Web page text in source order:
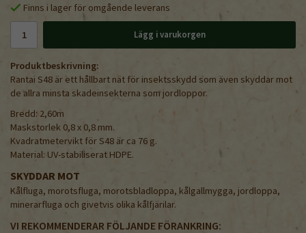
Finns i lager för omgående leverans
Lägg i varukorgen
Produktbeskrivning:
Rantai S48 är ett hållbart nät för insektsskydd som även skyddar mot
de allra minsta skadeinsekterna som jordloppor.
Bredd: 2,60m
Maskstorlek 0,8 x 0,8 mm.
Kvadratmetervikt för S48 är ca 76 g.
Material: UV-stabiliserat HDPE.
SKYDDAR MOT
Kålfluga, morotsfluga, morotsbladloppa, kålgallmygga, jordloppa,
minerarfluga och givetvis olika kålfjärilar.
VI REKOMMENDERAR FÖLJANDE FÖRANKRING: